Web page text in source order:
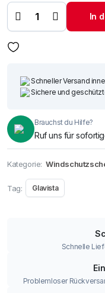
/ Frontscheibe
Rover Discovery
Menge
In
Schneller Versand
Sichere und
Brauchst du Hilfe?
Ruf uns für
Kategorie:
Tag: Glavista
Schnelle
Problemloser